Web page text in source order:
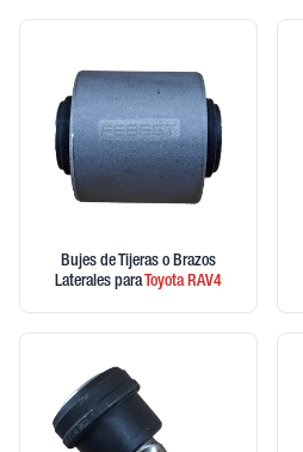
Bujes de Tijeras o Brazos
Laterales para ToyotaRAV4